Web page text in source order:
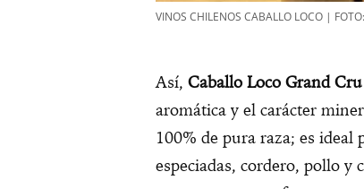
VINOS CHILENOS CABALLO LOCO |
Así, Caballo Loco Grand
aromática y el carácter
100% de pura raza; es ideal
especiadas, cordero, pollo